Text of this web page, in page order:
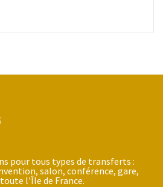
pour tous types de transferts :
salon, conférence, gare,
l'Île de France.